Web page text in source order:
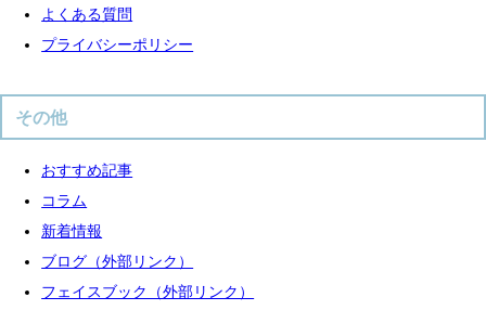
よくある質問
プライバシーポリシー
その他
おすすめ記事
コラム
新着情報
ブログ（外部リンク）
フェイスブック（外部リンク）